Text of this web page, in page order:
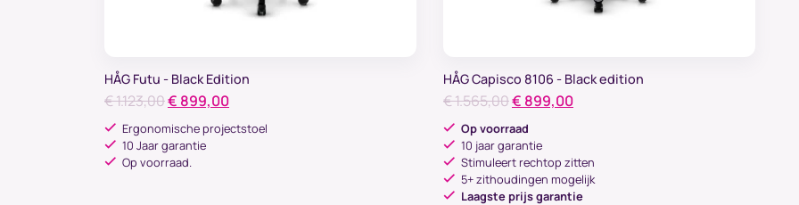
HÅG Futu - Black Edition
€1.123,00Oorspronkelijke
prijs
was:
€ 1.123,00.
€ 899,00Huidige
prijs
Ergonomische projectstoel
10 Jaar garantie
Op voorraad.
HÅG Capisco 8106 - Black edition
€1.565,00Oorspronkelijke
prijs
was:
€ 1.565,00.
€ 899,00Huidige
€ 899,00.
Op voorraad
10 jaar garantie
Stimuleert rechtop zitten
5+ zithoudingen mogelijk
Laagste prijs garantie